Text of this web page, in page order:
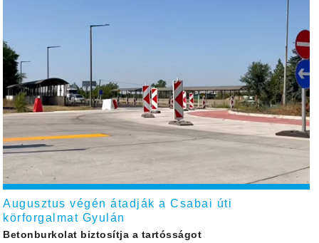
Augusztus végén átadják a Csabai úti
körforgalmat Gyulán
Betonburkolat biztosítja a tartósságot